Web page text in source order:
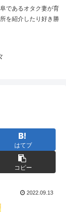
であるオタク妻が育
を紹介したり好き勝
はてブ
コピー
2022.09.13